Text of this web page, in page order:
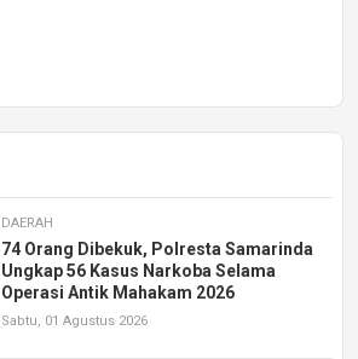
DAERAH
74 Orang Dibekuk, Polresta Samarinda
Ungkap 56 Kasus Narkoba Selama
Operasi Antik Mahakam 2026
Sabtu, 01 Agustus 2026